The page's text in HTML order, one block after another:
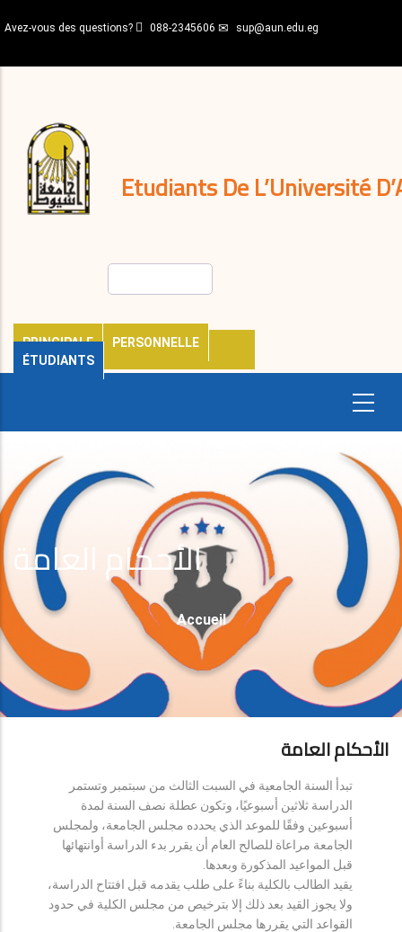
au
principal
Avez-vous des questions? 088-2345606 sup@aun.edu.eg
Etudiants De L’Université
PRINCIPALE
PERSONNELLE
ÉTUDIANTS
décisions
Expatriés
Journal
الأحكام العامة
Fil
D'Ariane
Accueil
الأحكام العامة
تبدأ السنة الجامعية في السبت الثالث من سبتمبر وتستمر
الدراسة ثلاثين أسبوعيًا، وتكون عطلة نصف السنة لمدة
أسبوعين وفقًا للموعد الذي يحدده مجلس الجامعة، ولمجلس
الجامعة مراعاة للصالح العام أن يقرر بدء الدراسة أوانتهائها
قبل المواعيد المذكورة وبعدها.
يقيد الطالب بالكلية بناءً على طلب يقدمه قبل افتتاح الدراسة،
ولا يجوز القيد بعد ذلك إلا بترخيص من مجلس الكلية في حدود
القواعد التي يقررها مجلس الجامعة.